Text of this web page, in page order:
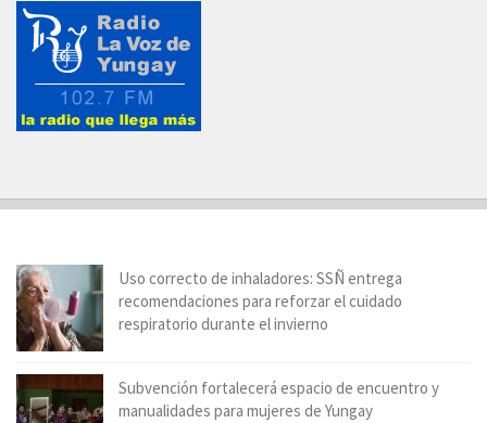
Uso correcto de inhaladores: SSÑ entrega
recomendaciones para reforzar el cuidado
respiratorio durante el invierno
Subvención fortalecerá espacio de encuentro y
manualidades para mujeres de Yungay